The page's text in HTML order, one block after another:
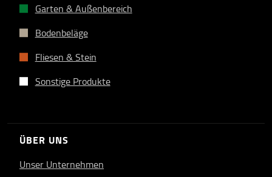
Garten & Außenbereich
Bodenbeläge
Fliesen & Stein
Sonstige Produkte
ÜBER UNS
Unser Unternehmen